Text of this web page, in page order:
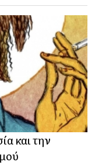
και την